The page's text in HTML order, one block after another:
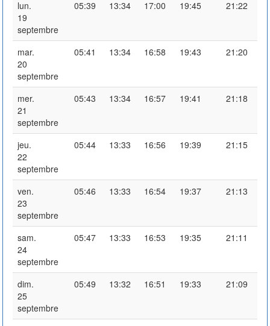
lun.
19
septembre
05:39 13:34 17:00 19:45 21:22
mar.
20
septembre
05:41 13:34 16:58 19:43 21:20
mer.
21
septembre
05:43 13:34 16:57 19:41 21:18
jeu.
22
septembre
05:44 13:33 16:56 19:39 21:15
ven.
23
septembre
05:46 13:33 16:54 19:37 21:13
sam.
24
septembre
05:47 13:33 16:53 19:35 21:11
dim.
25
septembre
05:49 13:32 16:51 19:33 21:09